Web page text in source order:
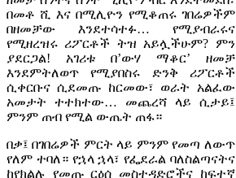
በመቶ ሺ እና በሚሊዮን የሚቆጠሩ ገበሬዎችም
በዘመቻው እንደተሳተፉ… የሚያብራሩና
የሚዘረዝሩ ሪፖርቶች ትዝ አይሏችሁም? ምን
ያደርጋል! አገሪቱ በ’ውሃ ማቆር’ ዘመቻ
እንደምትለወጥ የሚያበስሩ ድንቅ ሪፖርቶች
ሲቀርቡና ሲደመጡ ከርመው፣ ወራት አልፈው
አመታት ተተክተው… መጨረሻ ላይ ሲታይ፤
ምንም ጠብ የሚል ውጤት ጠፋ።
በቃ፤ በገበሬዎች ምርት ላይ ምንም የመጣ ለውጥ
የለም ተባለ። የኋላ ኋላ፣ የፌደራል ባለስልጣናትና
ከየክልሉ የመጡ ርዕሰ መስተዳድሮችና ከፍተኛ